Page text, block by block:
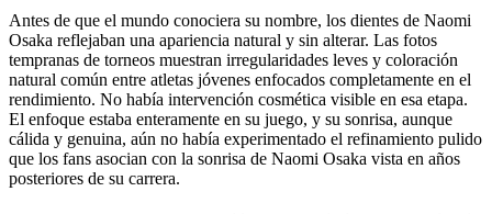
Antes de que el mundo conociera su nombre, los dientes de Naomi
Osaka reflejaban una apariencia natural y sin alterar. Las fotos
tempranas de torneos muestran irregularidades leves y coloración
natural común entre atletas jóvenes enfocados completamente en el
rendimiento. No había intervención cosmética visible en esa etapa.
El enfoque estaba enteramente en su juego, y su sonrisa, aunque
cálida y genuina, aún no había experimentado el refinamiento pulido
que los fans asocian con la sonrisa de Naomi Osaka vista en años
posteriores de su carrera.